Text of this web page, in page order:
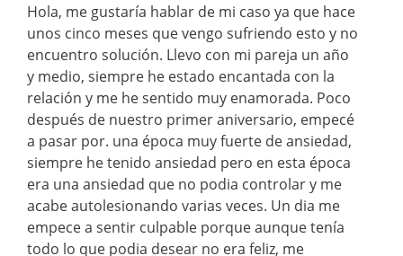
Hola, me gustaría hablar de mi caso ya que hace
unos cinco meses que vengo sufriendo esto y no
encuentro solución. Llevo con mi pareja un año
y medio, siempre he estado encantada con la
relación y me he sentido muy enamorada. Poco
después de nuestro primer aniversario, empecé
a pasar por. una época muy fuerte de ansiedad,
siempre he tenido ansiedad pero en esta época
era una ansiedad que no podia controlar y me
acabe autolesionando varias veces. Un dia me
empece a sentir culpable porque aunque tenía
todo lo que podia desear no era feliz, me